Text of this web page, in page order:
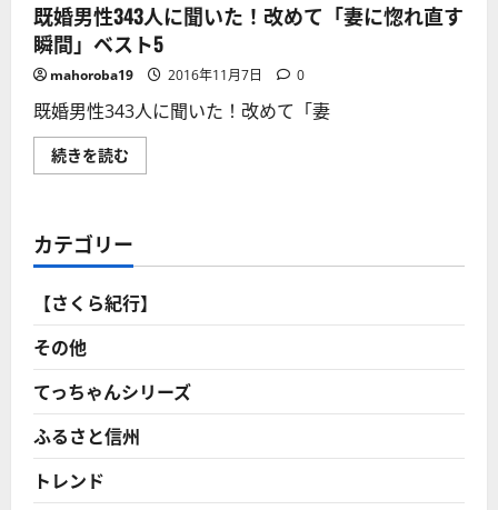
既婚男性343人に聞いた！改めて「妻に惚れ直す
瞬間」ベスト5
mahoroba19 2016年11月7日 0
既婚男性343人に聞いた！改めて「妻
続きを読む
婚
に
聞
た！
改
め
に
惚
れ
直
す
瞬
間」
カテゴリー
【さくら紀行】
その他
てっちゃんシリーズ
ふるさと信州
トレンド